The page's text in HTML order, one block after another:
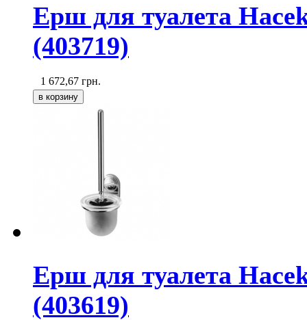
Ерш для туалета
(403719)
1 672,67 грн.
Ерш для туалета
(403619)